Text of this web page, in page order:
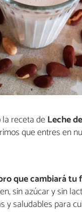
receta deLeche
que entres en
que cambiará
sin azúcar y sin
y saludables para